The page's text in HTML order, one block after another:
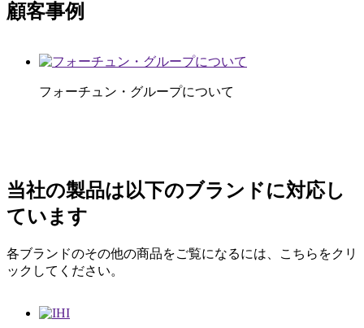
顧客事例
フォーチュン・グループについて
当社の製品は以下のブランドに対応し
ています
各ブランドのその他の商品をご覧になるには、こちらをクリ
ックしてください。